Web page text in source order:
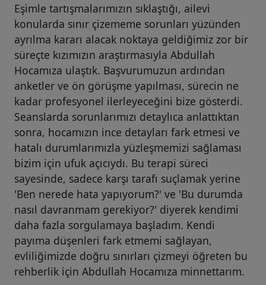
Eşimle tartışmalarımızın sıklaştığı, ailevi
konularda sınır çizememe sorunları yüzünden
ayrılma kararı alacak noktaya geldiğimiz zor bir
süreçte kızımızın araştırmasıyla Abdullah
Hocamıza ulaştık. Başvurumuzun ardından
anketler ve ön görüşme yapılması, sürecin ne
kadar profesyonel ilerleyeceğini bize gösterdi.
Seanslarda sorunlarımızı detaylıca anlattıktan
sonra, hocamızın ince detayları fark etmesi ve
hatalı durumlarımızla yüzleşmemizi sağlaması
bizim için ufuk açıcıydı. Bu terapi süreci
sayesinde, sadece karşı tarafı suçlamak yerine
'Ben nerede hata yapıyorum?' ve 'Bu durumda
nasıl davranmam gerekiyor?' diyerek kendimi
daha fazla sorgulamaya başladım. Kendi
payıma düşenleri fark etmemi sağlayan,
evliliğimizde doğru sınırları çizmeyi öğreten bu
rehberlik için Abdullah Hocamıza minnettarım.